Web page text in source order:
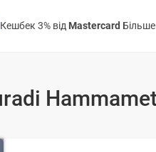
Кешбек 3% від Mastercard Більше